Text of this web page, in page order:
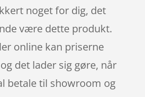
noget for dig, det
være dette produkt.
online kan priserne
det lader sig gøre, når
betale til showroom og